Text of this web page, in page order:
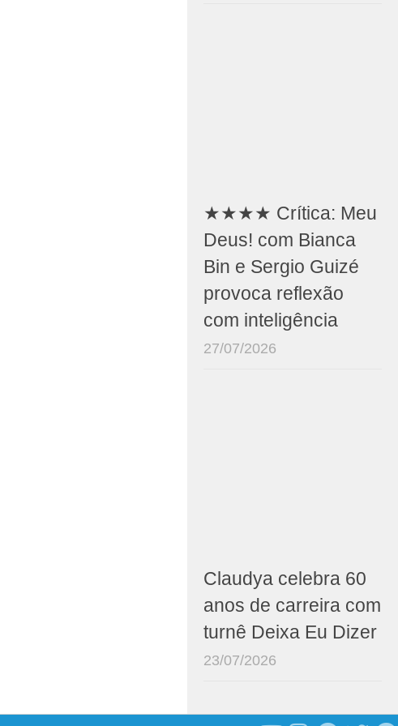
★★★★ Crítica: Meu
Deus! com Bianca
Bin e Sergio Guizé
provoca reflexão
com inteligência
27/07/2026
Claudya celebra 60
anos de carreira com
turnê Deixa Eu Dizer
23/07/2026